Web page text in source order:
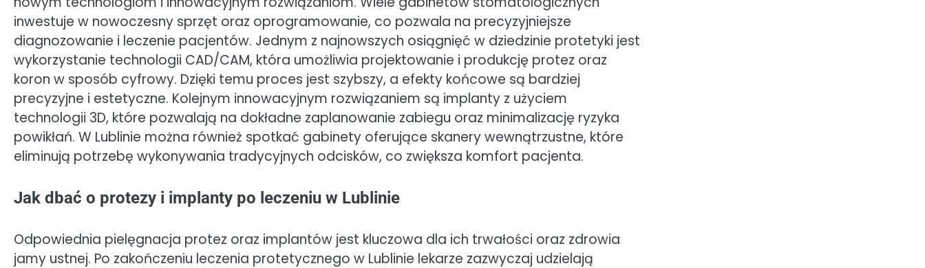
inwestuje w nowoczesny sprzęt oraz oprogramowanie, co pozwala na precyzyjniejsze
diagnozowanie i leczenie pacjentów. Jednym z najnowszych osiągnięć w dziedzinie protetyki jest
wykorzystanie technologii CAD/CAM, która umożliwia projektowanie i produkcję protez oraz
koron w sposób cyfrowy. Dzięki temu proces jest szybszy, a efekty końcowe są bardziej
precyzyjne i estetyczne. Kolejnym innowacyjnym rozwiązaniem są implanty z użyciem
technologii 3D, które pozwalają na dokładne zaplanowanie zabiegu oraz minimalizację ryzyka
powikłań. W Lublinie można również spotkać gabinety oferujące skanery wewnątrzustne, które
eliminują potrzebę wykonywania tradycyjnych odcisków, co zwiększa komfort pacjenta.
Jak dbać o protezy i implanty po leczeniu w Lublinie
Odpowiednia pielęgnacja protez oraz implantów jest kluczowa dla ich trwałości oraz zdrowia
jamy ustnej. Po zakończeniu leczenia protetycznego w Lublinie lekarze zazwyczaj udzielają